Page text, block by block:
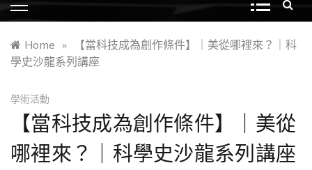
Home »
【當科技成為創作條件】｜美從哪裡來？｜科
學史沙龍系列講座
學術活動
【當科技成為創作條件】｜美從
哪裡來？｜科學史沙龍系列講座